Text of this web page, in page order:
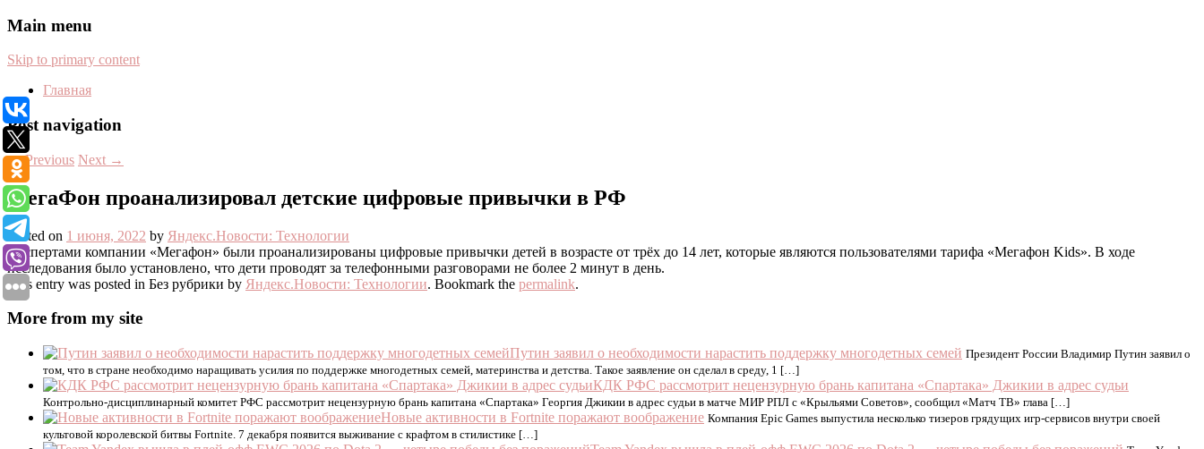
Main menu
Skip to primary content
Главная
Post navigation
←Previous Next →
МегаФон проанализировал детские цифровые привычки в РФ
Posted on 1 июня, 2022 by Яндекс.Новости: Технологии
Экспертами компании «Мегафон» были проанализированы цифровые привычки детей в возрасте от трёх до 14 лет, которые являются пользователями тарифа «Мегафон Kids». В ходе
исследования было установлено, что дети проводят за телефонными разговорами не более 2 минут в день.
This entry was posted in Без рубрики by Яндекс.Новости: Технологии. Bookmark the permalink.
More from my site
Путин заявил о необходимости нарастить поддержку многодетных семей Президент России Владимир Путин заявил о
том, что в стране необходимо наращивать усилия по поддержке многодетных семей, материнства и детства. Такое заявление он сделал в среду, 1 […]
КДК РФС рассмотрит нецензурную брань капитана «Спартака» Джикии в адрес судьи
Контрольно‑дисциплинарный комитет РФС рассмотрит нецензурную брань капитана «Спартака» Георгия Джикии в адрес судьи в матче МИР РПЛ с «Крыльями Советов», сообщил «Матч ТВ» глава […]
Новые активности в Fortnite поражают воображение Компания Epic Games выпустила несколько тизеров грядущих игр-сервисов внутри своей
культовой королевской битвы Fortnite. 7 декабря появится выживание с крафтом в стилистике […]